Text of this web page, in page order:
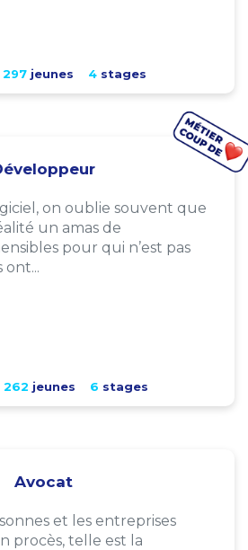
297jeunes 4stages
on oublie souvent que
un amas de
pour qui n’est pas
ont...
262 jeunes 6 stages
Avocat
et les entreprises
procès, telle est la